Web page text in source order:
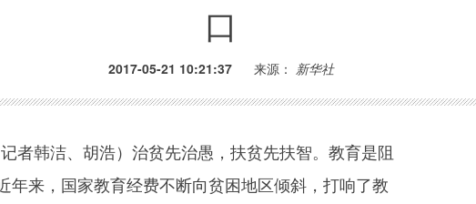
口
2017-05-21 10:21:37 来源： 新华社
韩洁、胡浩）治贫先治愚，扶贫先扶智。教育是阻
年来，国家教育经费不断向贫困地区倾斜，打响了教